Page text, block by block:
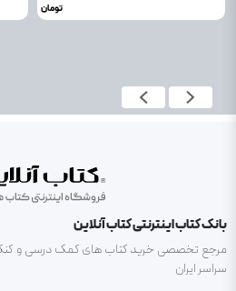
تومان
بانک کتاب اینترنتی کتاب آنلاین
مرجع تخصصی خرید کتاب های کمک درسی و کنکور
سراسر ایران